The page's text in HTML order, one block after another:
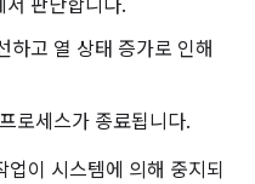
서 판단합니다.
하고 열 상태 증가로 인해
로세스가 종료됩니다.
이 시스템에 의해 중지되